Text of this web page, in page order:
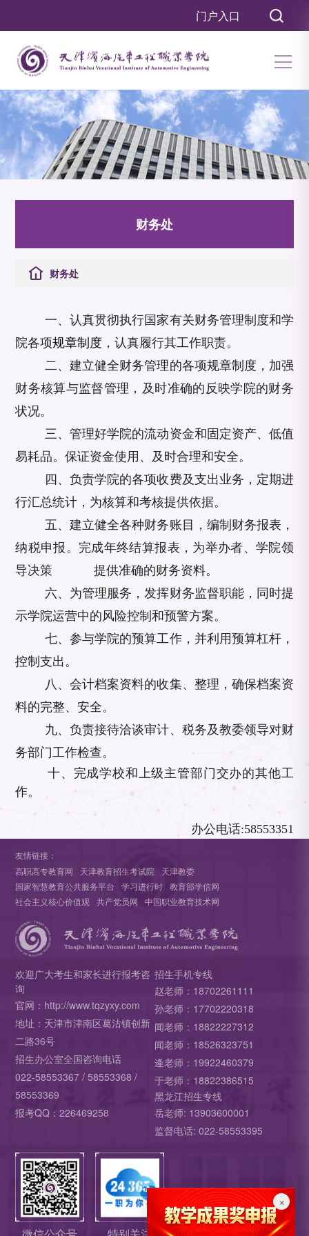
门户入口
财务处
财务处
一、认真贯彻执行国家有关财务管理制度和学
院各项规章制度 ，认真履行其工作职责。
二、建立健全财务管理的各项规章制度，加强
财务核算与监督管理，及时准确的反映学院的财务
状况。
三、管理好学院的流动资金和固定资产、低值
易耗品。保证资金使用、及时合理和安全。
四、负责学院的各项收费及支出业务，定期进
行汇总统计，为核算和考核提供依据。
五、建立健全各种财务账目，编制财务报表，
纳税申报。完成年终结算报表，为举办者、学院领
导决策 提供准确的财务资料。
六、为管理服务，发挥财务监督职能，同时提
示学院运营中的风险控制和预警方案。
七、参与学院的预算工作，并利用预算杠杆，
控制支出。
八、会计档案资料的收集、整理，确保档案资
料的完整、安全。
九、负责接待洽谈审计、税务及教委领导对财
务部门工作检查。
十、完成学校和上级主管部门交办的其他工
作。
办公电话:58553351
友情链接：
高职高专教育网
天津教育招生考试院
天津教委
国家智慧教育公共服务平台
学习进行时
教育部学信网
社会主义核心价值观
共产党员网 中国职业教育技术网
欢迎广大考生和家长进行报考咨
询
官网：http://www.tqzyxy.com
地址：天津市津南区葛沽镇创新
二路36号
招生办公室全国咨询电话
022-58553367 / 58553368 /
58553369
报考QQ：226469258
招生手机专线
赵老师：18702261111
孙老师：17702220318
闻老师：18822227312
闻老师：18526323751
逄老师：19922460379
于老师：18822386515
黑龙江招生专线
岳老师: 13903600001
监督电话: 022-58553395
×